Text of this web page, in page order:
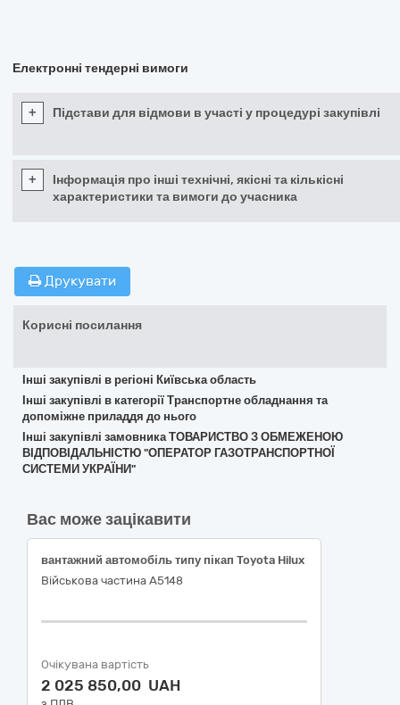
Електронні тендерні вимоги
+ Підстави для відмови в участі у процедурі закупівлі
+
Інформація про інші технічні, якісні та кількісні
характеристики та вимоги до учасника
Друкувати
Корисні посилання
Інші закупівлі в регіоні Київська область
Інші закупівлі в категорії Транспортне обладнання та
допоміжне приладдя до нього
Інші закупівлі замовника ТОВАРИСТВО З ОБМЕЖЕНОЮ
ВІДПОВІДАЛЬНІСТЮ "ОПЕРАТОР ГАЗОТРАНСПОРТНОЇ
СИСТЕМИ УКРАЇНИ"
Вас може зацікавити
вантажний автомобіль типу пікап Toyota Hilux
Військова частина А5148
Очікувана вартість
2 025 850,00 UAH